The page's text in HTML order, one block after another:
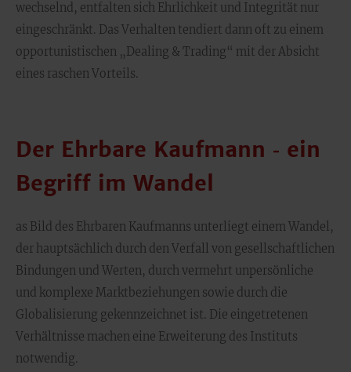
wechselnd, entfalten sich Ehrlichkeit und Integrität nur
eingeschränkt. Das Verhalten tendiert dann oft zu einem
opportunistischen „Dealing & Trading“ mit der Absicht
eines raschen Vorteils.
Der Ehrbare Kaufmann ‑ ein
Begriff im Wandel
as Bild des Ehrbaren Kaufmanns unterliegt einem Wandel,
der hauptsächlich durch den Verfall von gesellschaftlichen
Bindungen und Werten, durch vermehrt unpersönliche
und komplexe Marktbeziehungen sowie durch die
Globalisierung gekennzeichnet ist. Die eingetretenen
Verhältnisse machen eine Erweiterung des Instituts
notwendig.